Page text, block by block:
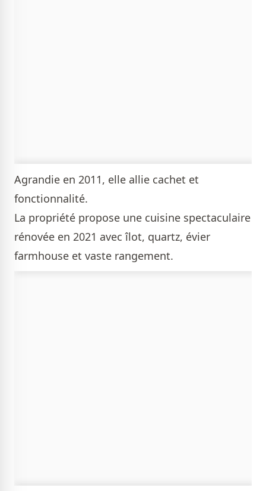
Agrandie en 2011, elle allie cachet et
fonctionnalité.
La propriété propose une cuisine spectaculaire
rénovée en 2021 avec îlot, quartz, évier
farmhouse et vaste rangement.